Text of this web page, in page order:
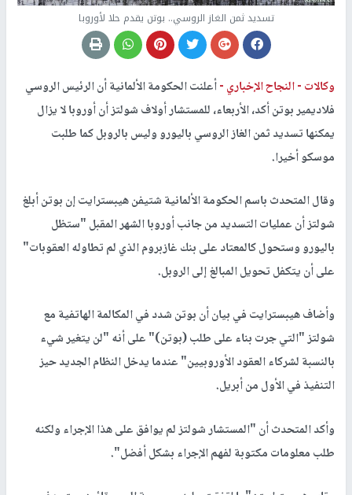
تسديد ثمن الغاز الروسي.. بوتن يقدم حلا لأوروبا
وكالات -النجاح الإخباري -أعلنت الحكومة الألمانية أن الرئيس الروسي
فلاديمير بوتن أكد، الأربعاء، للمستشار أولاف شولتز أن أوروبا لا يزال
يمكنها تسديد ثمن الغاز الروسي باليورو وليس بالروبل كما طلبت
موسكو أخيرا.
وقال المتحدث باسم الحكومة الألمانية شتيفن هيبسترايت إن بوتن أبلغ
شولتز أن عمليات التسديد من جانب أوروبا الشهر المقبل "ستظل
باليورو وستحول كالمعتاد على بنك غازبروم الذي لم تطاوله العقوبات"
على أن يتكفل تحويل المبالغ إلى الروبل.
وأضاف هيبسترايت في بيان أن بوتن شدد في المكالمة الهاتفية مع
شولتز "التي جرت بناء على طلب (بوتن)" على أنه "لن يتغير شيء
بالنسبة لشركاء العقود الأوروبيين" عندما يدخل النظام الجديد حيز
التنفيذ في الأول من أبريل.
وأكد المتحدث أن "المستشار شولتز لم يوافق على هذا الإجراء ولكنه
طلب معلومات مكتوبة لفهم الإجراء بشكل أفضل".